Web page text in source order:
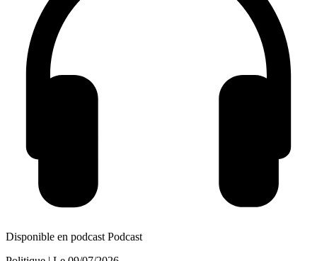
Disponible en podcast Podcast